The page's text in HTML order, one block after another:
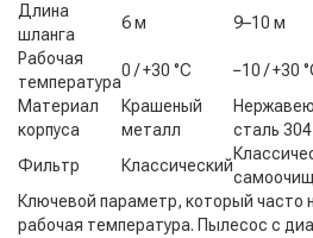
Длина
шланга
6 м 9–10 м
Рабочая
температура
0 / +30 °C −10 / +30
Материал
корпуса
Крашеный
металл
сталь 304
Фильтр
Классический
Ключевой параметр, который
рабочая температура. Пылесос с